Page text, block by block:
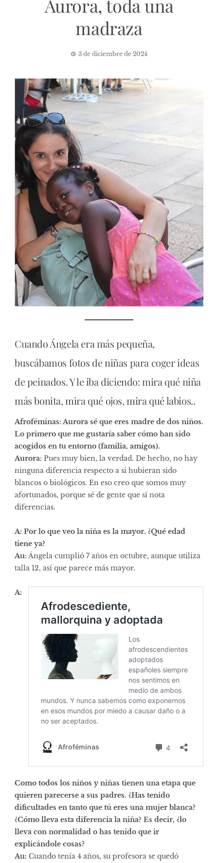
Aurora, toda una
madraza
3 de diciembre de 2024
Cuando Ángela era más pequeña,
buscábamos fotos de niñas para coger ideas
de peinados. Y le iba diciendo: mira qué niña
más bonita, mira qué ojos, mira qué labios..
Afroféminas: Aurora sé que eres madre de dos niños.
Lo primero que me gustaría saber cómo han sido
acogidos en tu entorno (familia, amigos).
Aurora: Pues muy bien, la verdad. De hecho, no hay
ninguna diferencia respecto a si hubieran sido
blancos o biológicos. En eso creo que somos muy
afortunados, porque sé de gente que sí nota
diferencias.
A: Por lo que veo la niña es la mayor. ¿Qué edad
tiene ya?
Au: Ángela cumplió 7 años en octubre, aunque utiliza
talla 12, así que parece más mayor.
A:
Como todos los niños y niñas tienen una etapa que
quieren parecerse a sus padres. ¿Has tenido
dificultades en tanto que tú eres una mujer blanca?
¿Cómo lleva esta diferencia la niña? Es decir, ¿lo
lleva con normalidad o has tenido que ir
explicándole cosas?
Au: Cuando tenía 4 años, su profesora se quedó